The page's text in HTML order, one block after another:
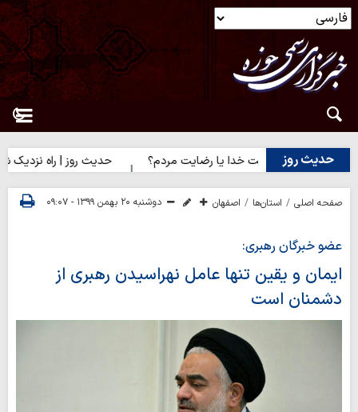
حدیث روز
روز | رضایت خدا یا رضایت مردم؟ حدیث روز | راه نزدیک شدن
صفحه اصلی استان‌ها اصفهان دوشنبه ۲۰ بهمن ۱۳۹۹ - ۰۹:۰۷
عضو خبرگان رهبری:
ایمان و یقین تنها عامل نهراسیدن رهبری از
دشمنان است